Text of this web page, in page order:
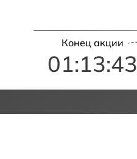
Конец акции
01:13:42